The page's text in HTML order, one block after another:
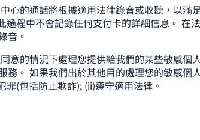
心的通話將根據適用法律錄音或收聽，以滿
過程中不會記錄任何支付卡的詳細信息。 在
音。
意的情況下處理您提供給我們的某些敏感個
務。 如果我們出於其他目的處理您的敏感個
(包括防止欺詐); (ii)遵守適用法律。